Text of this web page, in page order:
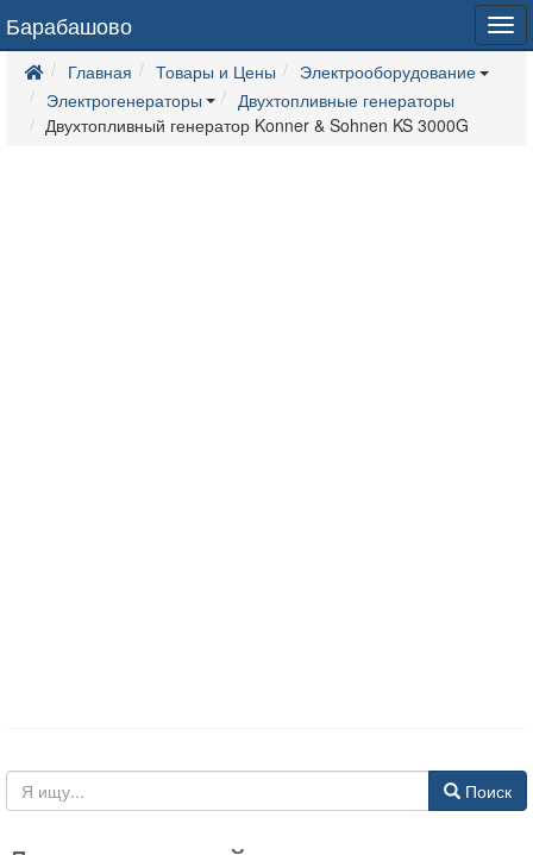
Барабашово
Главная Товары и Цены
Электрооборудование
Электрогенераторы
Двухтопливные генераторы
Двухтопливный генератор Konner & Sohnen KS 3000G
Поиск